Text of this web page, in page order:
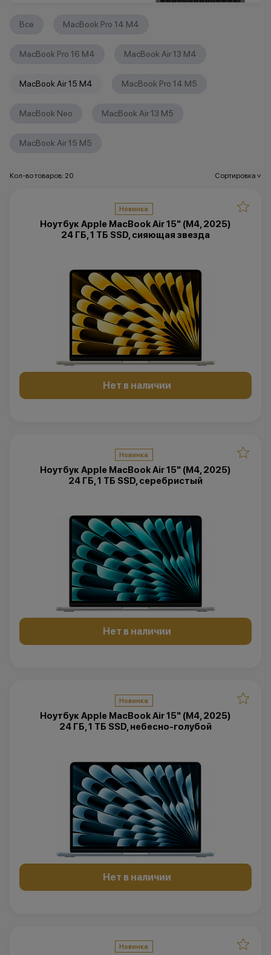
Все MacBook Pro 14 M4
MacBook Pro 16 M4 MacBook Air 13 M4
MacBook Air 15 M4 MacBook Pro 14 M5
MacBook Neo MacBook Air 13 M5
MacBook Air 15 M5
Кол-во товаров: 20 Сортировка>
Новинка
Ноутбук Apple MacBook Air 15" (M4, 2025)
24 ГБ, 1 ТБ SSD, сияющая звезда
Нет в наличии
Новинка
Ноутбук Apple MacBook Air 15" (M4, 2025)
24 ГБ, 1 ТБ SSD, серебристый
Нет в наличии
Новинка
Ноутбук Apple MacBook Air 15" (M4, 2025)
24 ГБ, 1 ТБ SSD, небесно-голубой
Нет в наличии
Новинка